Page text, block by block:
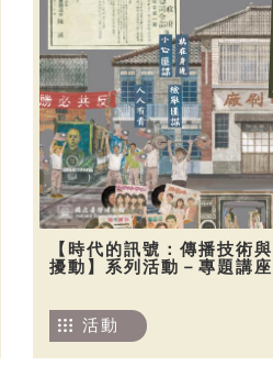
【時代的訊號：傳播技術
擾動】系列活動－專題講座
活動